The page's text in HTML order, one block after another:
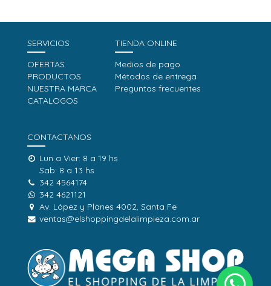
SERVICIOS
OFERTAS
PRODUCTOS
NUESTRA MARCA
CATALOGOS
TIENDA ONLINE
Medios de pago
Métodos de entrega
Preguntas frecuentes
CONTACTANOS
Lun a Vier: 8 a 19 hs
Sab: 8 a 13 hs
342 4564174
342 4621121
Av. López y Planes 4002, Santa Fe
ventas@elshoppingdelalimpieza.com.ar